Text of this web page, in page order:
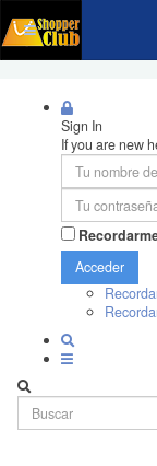
Sign In
If you are new
Acceder